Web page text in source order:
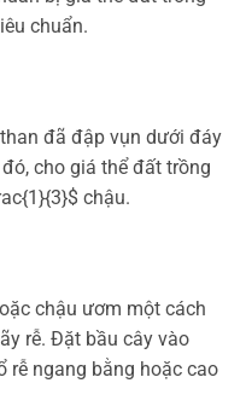
chuẩn.
đã đập vụn dưới đáy
cho giá thể đất trồng
chậu.
chậu ươm một cách
rễ. Đặt bầu cây vào
rễ ngang bằng hoặc cao